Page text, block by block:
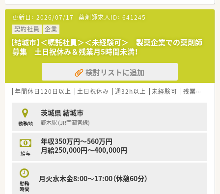
＜こんな環境です＞
■経験の浅い方でもしっかりサポート致しますので安心して勤
務出来ます。
■月～金8:30～17:30、年間休日120日、残業月20時間以内とワ
ークライフバランス重視の方にもおすすめです。
更新日： 2026/07/17 薬剤師求人ID： 641245
契約社員
企業
【結城市】＜嘱託社員＞＜未経験可＞ 製薬企業での薬剤師
募集 土日祝休み＆残業月5時間未満！
検討リストに追加
年間休日120日以上 土日祝休み 週32h以上 未経験可 残業なし(ほぼなし含む)
勤務地
茨城県 結城市
野木駅 (JR宇都宮線)
給与
年収350万円～560万円
月給250,000円～400,000円
勤務
時間
月火水木金8:00～17:00（休憩60分）